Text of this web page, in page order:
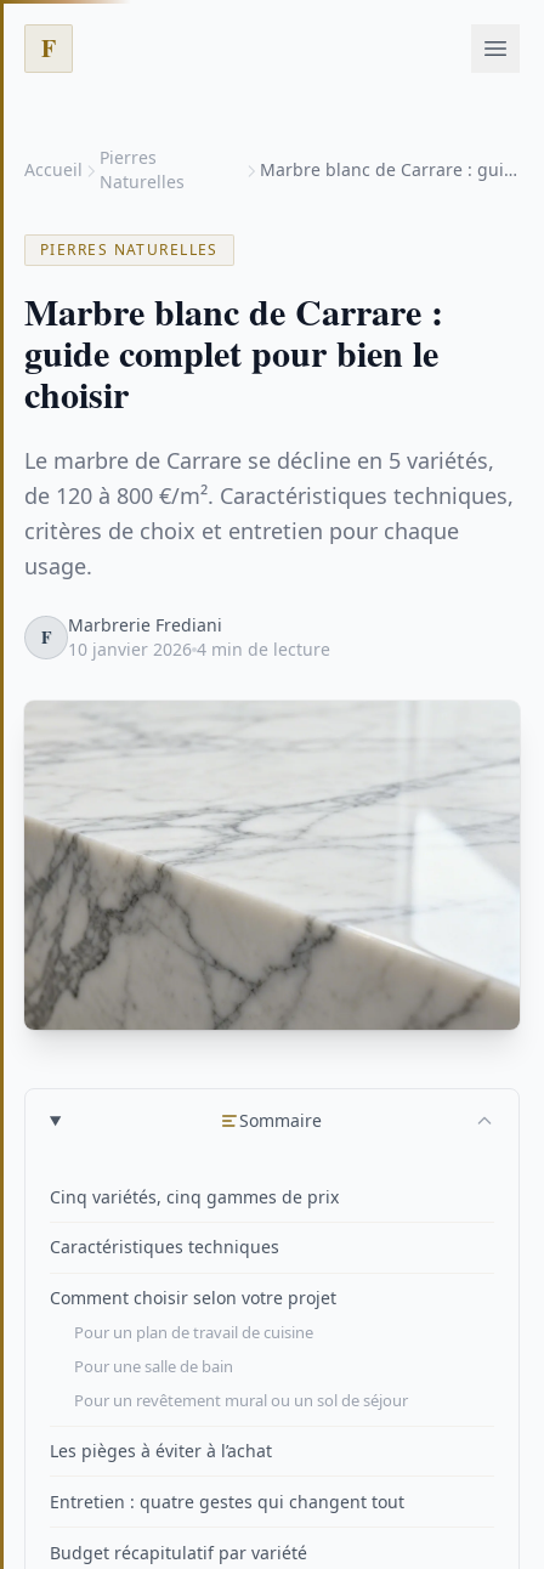
F
Accueil
Pierres
Naturelles
Marbre blanc de Carrare : guide complet pour bien le choisir
PIERRES NATURELLES
Marbre blanc de Carrare :
guide complet pour bien le
choisir
Le marbre de Carrare se décline en 5 variétés,
de 120 à 800 €/m². Caractéristiques techniques,
critères de choix et entretien pour chaque
usage.
F
Marbrerie Frediani
10 janvier 2026 4 min de lecture
Sommaire
Cinq variétés, cinq gammes de prix
Caractéristiques techniques
Comment choisir selon votre projet
Pour un plan de travail de cuisine
Pour une salle de bain
Pour un revêtement mural ou un sol de séjour
Les pièges à éviter à l’achat
Entretien : quatre gestes qui changent tout
Budget récapitulatif par variété